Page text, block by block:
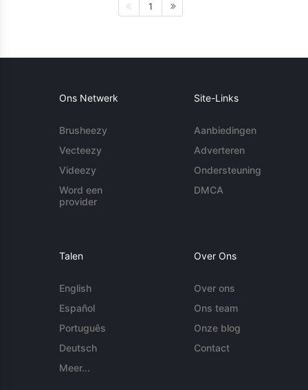
1
Ons Netwerk
Brusheezy
Vecteezy
Videezy
Word een
provider
Site-Links
Aanbiedingen
Adverteren
Ondersteuning
DMCA
Talen
English
Español
Português
Deutsch
Meer...
Over Ons
Over ons
Ons team
Onze blog
Contact